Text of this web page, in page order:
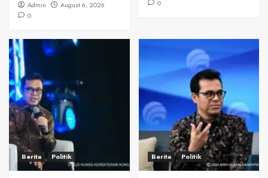
Admin
August 6, 2026
0
0
Berita Politik Berita Politik